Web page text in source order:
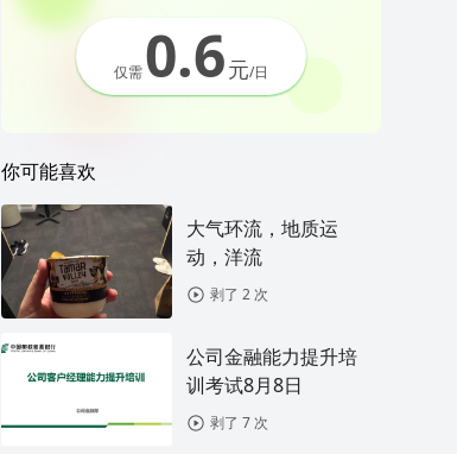
仅需0.6元/日
你可能喜欢
大气环流，地质运
动，洋流
剥了 2 次
公司金融能力提升培
训考试8月8日
剥了 7 次